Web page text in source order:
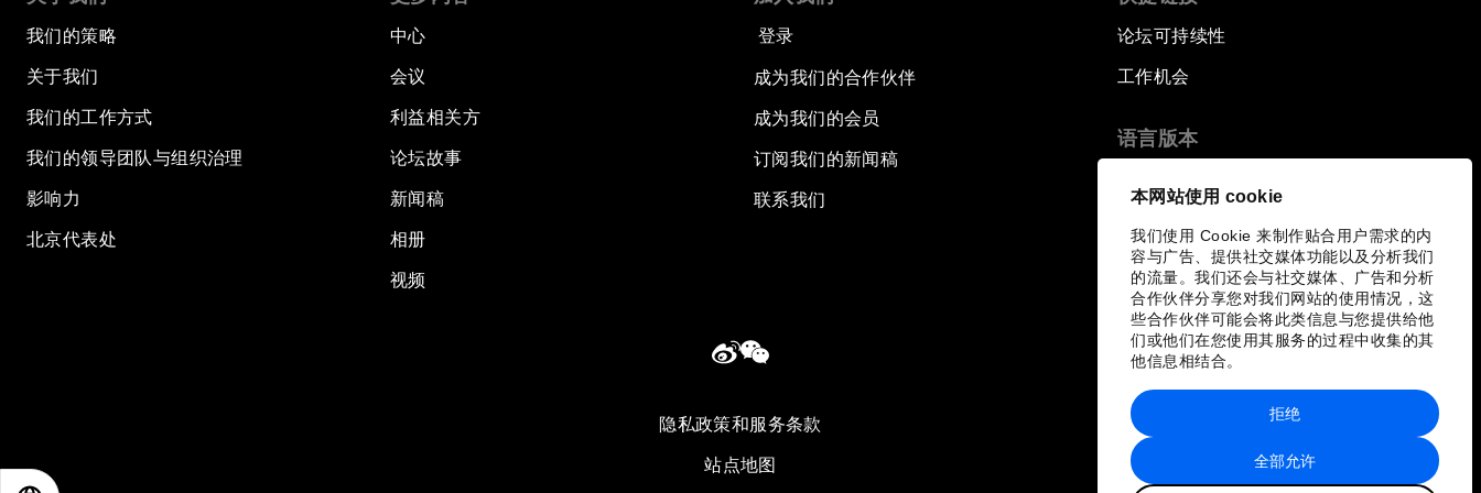
本网站使用 cookie
我们使用 Cookie 来制作贴合用户需求的内
容与广告、提供社交媒体功能以及分析我们
的流量。我们还会与社交媒体、广告和分析
合作伙伴分享您对我们网站的使用情况，这
些合作伙伴可能会将此类信息与您提供给他
们或他们在您使用其服务的过程中收集的其
他信息相结合。
全部允许
拒绝
我们的策略
关于我们
我们的工作方式
我们的领导团队与组织治理
影响力
北京代表处
中心
会议
利益相关方
论坛故事
新闻稿
相册
视频
登录
成为我们的合作伙伴
成为我们的会员
订阅我们的新闻稿
联系我们
论坛可持续性
工作机会
语言版本
隐私政策和服务条款
站点地图